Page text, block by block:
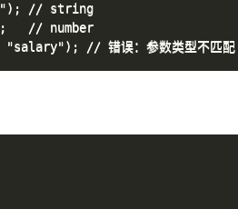
// string
// number